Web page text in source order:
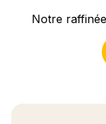
Notre
Créer
le vôtre).